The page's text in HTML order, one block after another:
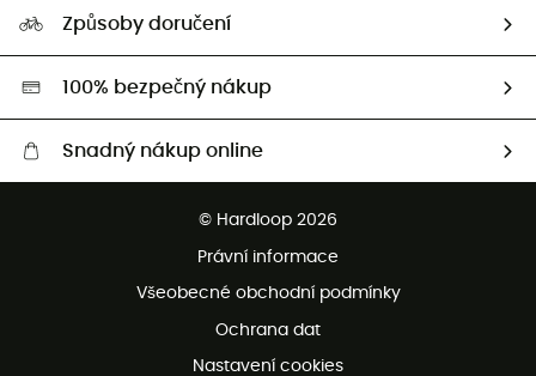
Naši Ambasadoři
Second hand
HardGreen
Způsoby doručení
100% bezpečný nákup
Snadný nákup online
Bezplatné vrácení do 100 dnů
Bezplatná zákaznická služba
© Hardloop 2026
Právní informace
Všeobecné obchodní podmínky
Ochrana dat
Nastavení cookies